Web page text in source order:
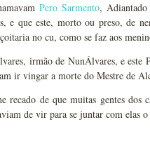
Pero Sarmento, Adiantado
e que este, morto ou preso, de
no cu, como se faz aos
irmão de NunÁlvares, e este
ir vingar a morte do Mestre de
de que muitas gentes dos
de vir para se juntar com